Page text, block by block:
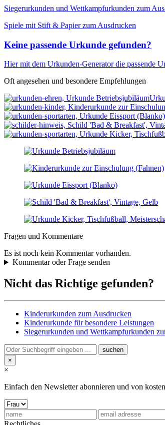
Siegerurkunden und Wettkampfurkunden zum
Spiele mit Stift & Papier zum Ausdrucken
Keine passende Urkunde gefunden?
Hier mit dem Urkunden-Generator die passende
Oft angesehen und besondere Empfehlungen
Fragen und Kommentare
Es ist noch kein Kommentar vorhanden.
Kommentar oder Frage senden
Nicht das Richtige gefunden?
Kinderurkunden zum Ausdrucken
Kinderurkunde für besondere Leistungen
Siegerurkunden und Wettkampfurkunden
×
×
Einfach den Newsletter abonnieren und von